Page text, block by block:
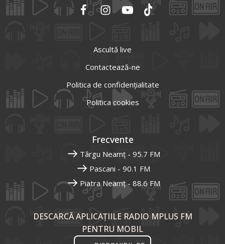
Ascultă live
Contactează-ne
Politica de confidențialitate
Politica cookies
Frecvente
Târgu Neamț - 95.7 FM
Pascani - 90.1 FM
Piatra Neamț - 88.6 FM
DESCARCĂ APLICAȚIILE RADIO MPLUS FM
PENTRU MOBIL